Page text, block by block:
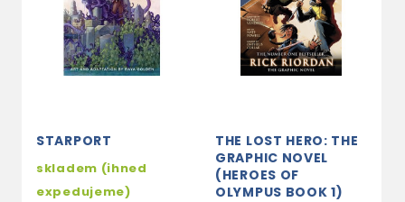
STARPORT
skladem (ihned
expedujeme)
THE LOST HERO: THE
GRAPHIC NOVEL
(HEROES OF
OLYMPUS BOOK 1)